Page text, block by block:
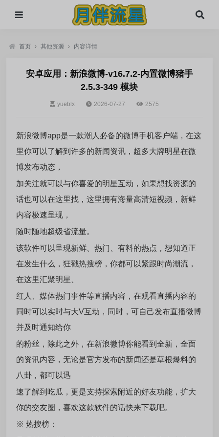
首页 › 其他资源 › 内容详情
安卓应用：新浪微博-v16.7.2-内置微博猪手
2.5.3-349 模块
yueblx 2026-07-27 2575
新浪微博app是一款潮人必备的微博手机客户端，在这
里你可以了解到许多的新闻资讯，超多大牌明星在微
博发布动态，
加关注就可以与你喜爱的明星互动，如果想找资源的
话也可以在这里找，这里拥有海量高清短视频，新鲜
内容极速呈现，
随时随地超级省流量。
该软件可以呈现新鲜、热门、有料的热点，想知道正
在发生什么，狂戳热搜榜，你都可以紧跟时尚潮流，
在这里汇聚明星、
红人、媒体热门事件等直播内容，在观看直播内容的
同时可以实时与大V互动，同时，可自己发布直播微博
并及时通知给你
的粉丝，除此之外，在新浪微博你能看到全新，全面
的资讯内容，无论是官方发布的新闻还是草根爆料的
八卦，都可以迅
速了解到吃瓜，更是支持探索附近的好友功能，扩大
你的交友圈，喜欢这款软件的话快来下载吧。
※热搜榜：